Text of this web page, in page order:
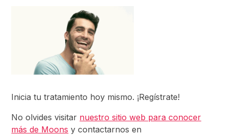
Inicia tu tratamiento hoy mismo. ¡Regístrate!
No olvides visitar nuestro sitio web para conocer
más de Moons y contactarnos en